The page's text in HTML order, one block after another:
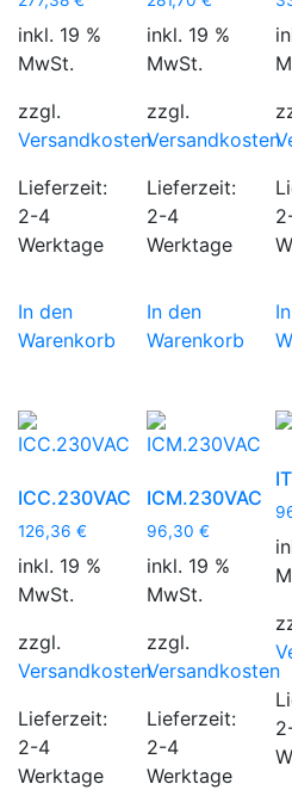
inkl. 19 %
MwSt.
zzgl.
Versandkosten
Lieferzeit:
2-4
Werktage
In den
Warenkorb
inkl. 19 %
MwSt.
zzgl.
Versandkosten
Lieferzeit:
2-4
Werktage
In den
Warenkorb
ICC.230VAC
126,36 €
inkl. 19 %
MwSt.
zzgl.
Versandkosten
Lieferzeit:
2-4
Werktage
ICM.230VAC
96,30€
inkl. 19 %
MwSt.
zzgl.
Versandkosten
Lieferzeit:
2-4
Werktage